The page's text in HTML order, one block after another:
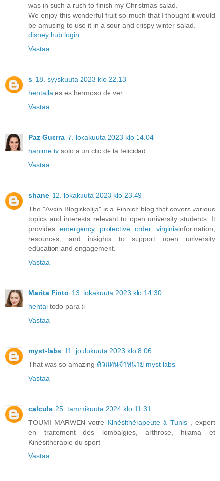
was in such a rush to finish my Christmas salad.
We enjoy this wonderful fruit so much that I thought it would
be amusing to use it in a sour and crispy winter salad.
disney hub login
Vastaa
s 18. syyskuuta 2023 klo 22.13
hentaila es es hermoso de ver
Vastaa
Paz Guerra 7. lokakuuta 2023 klo 14.04
hanime tv solo a un clic de la felicidad
Vastaa
shane 12. lokakuuta 2023 klo 23.49
The "Avoin Blogiskelija" is a Finnish blog that covers various
topics and interests relevant to open university students. It
provides emergency protective order virginiainformation,
resources, and insights to support open university
education and engagement.
Vastaa
Marita Pinto 13. lokakuuta 2023 klo 14.30
hentai todo para ti
Vastaa
myst-labs 11. joulukuuta 2023 klo 8.06
That was so amazing ตัวแทนจำหน่าย myst labs
Vastaa
calcula 25. tammikuuta 2024 klo 11.31
TOUMI MARWEN votre Kinésithérapeute à Tunis, expert
en traitement des lombalgies, arthrose, hijama et
Kinésithérapie du sport
Vastaa